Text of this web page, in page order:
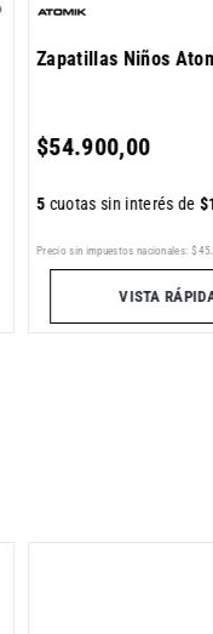
Zapatillas Niños
$54.900,00
5 cuotas sin interés de$
Precio sin impuestos nacionales: $ 45 .
VISTA